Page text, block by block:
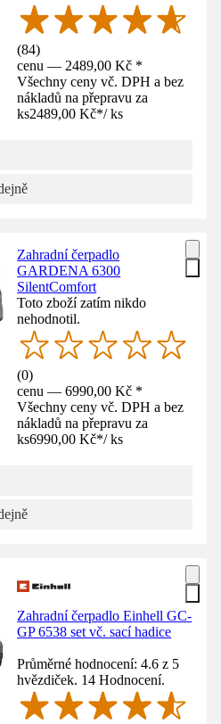
(84)
cenu — 2489,00 Kč *
Všechny ceny vč. DPH a bez
nákladů na přepravu za
ks2489,00 Kč*/ ks
Zahradní čerpadlo
GARDENA 6300
SilentComfort
Toto zboží zatím nikdo
nehodnotil.
(0)
cenu — 6990,00 Kč *
Všechny ceny vč. DPH a bez
nákladů na přepravu za
ks6990,00 Kč*/ ks
Zahradní čerpadlo Einhell GC-
GP 6538 set vč. sací hadice
Průměrné hodnocení: 4.6 z 5
hvězdiček. 14 Hodnocení.